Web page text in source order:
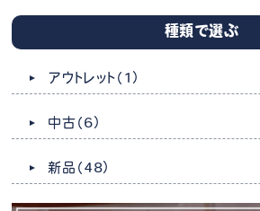
種類で選ぶ
アウトレット （1）
中古 （6）
新品 （48）